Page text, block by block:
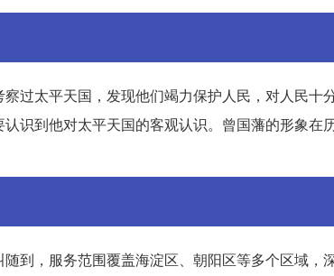
过太平天国，发现他们竭力保护人民，对人民十
识到他对太平天国的客观认识。曾国藩的形象在
到，服务范围覆盖海淀区、朝阳区等多个区域，